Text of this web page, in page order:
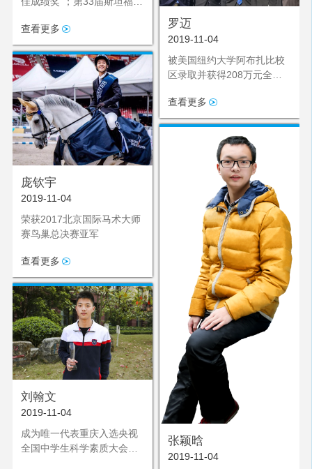
亚军
查看更多 罗迈
2019-11-04
被美国纽约大学阿布扎比校
区录取并获得208万元全额
查看更多
庞钦宇
2019-11-04
荣获2017北京国际马术大师
赛鸟巢总决赛亚军
查看更多
张颖晗
2019-11-04
刘翰文
2019-11-04
成为唯一代表重庆入选央视
全国中学生科学素质大会的